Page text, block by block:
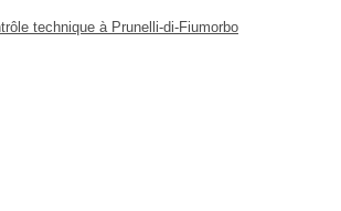
technique à Prunelli-di-Fiumorbo